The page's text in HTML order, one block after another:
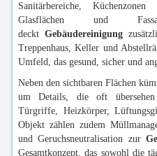
Sanitärbereiche,
Glasflächen und
deckt Gebäudereinigung
Treppenhaus, Keller und
Umfeld, das gesund, sicher und
Neben den sichtbaren Flächen
um Details, die oft übersehen
Türgriffe, Heizkörper,
Objekt zählen zudem
und Geruchsneutralisation zur
Gesamtkonzept, das sowohl die